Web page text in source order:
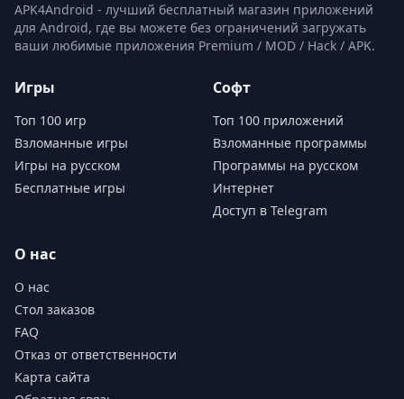
APK4Android - лучший бесплатный магазин приложений
для Android, где вы можете без ограничений загружать
ваши любимые приложения Premium / MOD / Hack / APK.
Игры
Топ 100 игр
Взломанные игры
Игры на русском
Бесплатные игры
Софт
Топ 100 приложений
Взломанные программы
Программы на русском
Интернет
Доступ в Telegram
О нас
О нас
Стол заказов
FAQ
Отказ от ответственности
Карта сайта